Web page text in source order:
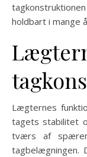
holdbart i mange
Lægternes
tagets stabilitet
tværs af